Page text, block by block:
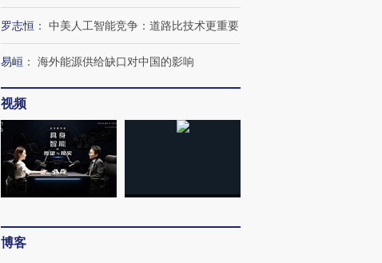
罗志恒 ： 中美人工智能竞争：道路比技术更重要
易峘 ： 海外能源供给缺口对中国的影响
视频
博客